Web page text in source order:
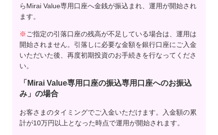
らMirai Value専用口座へ金銭が振込まれ、運用が開始され
ます。
※ご指定の引落口座の残高が不足している場合は、運用は
開始されません。引落しに必要な金額を銀行口座にご入金
いただいた後、再度初期投資のお手続きを行なってくださ
い。
「Mirai Value専用口座の振込専用口座へのお振込
み」の場合
お客さまのタイミングでご入金いただけます。入金額の累
計が10万円以上となった時点で運用が開始されます。